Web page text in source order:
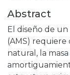
Abstract
El diseño de
(AMS)
natural, la